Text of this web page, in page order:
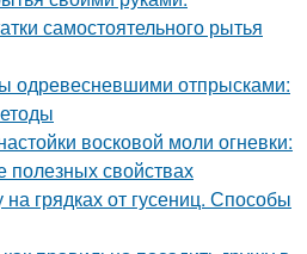
самостоятельного рытья
одревесневшими отпрысками:
восковой моли огневки:
полезных свойствах
на грядках от гусениц. Способы